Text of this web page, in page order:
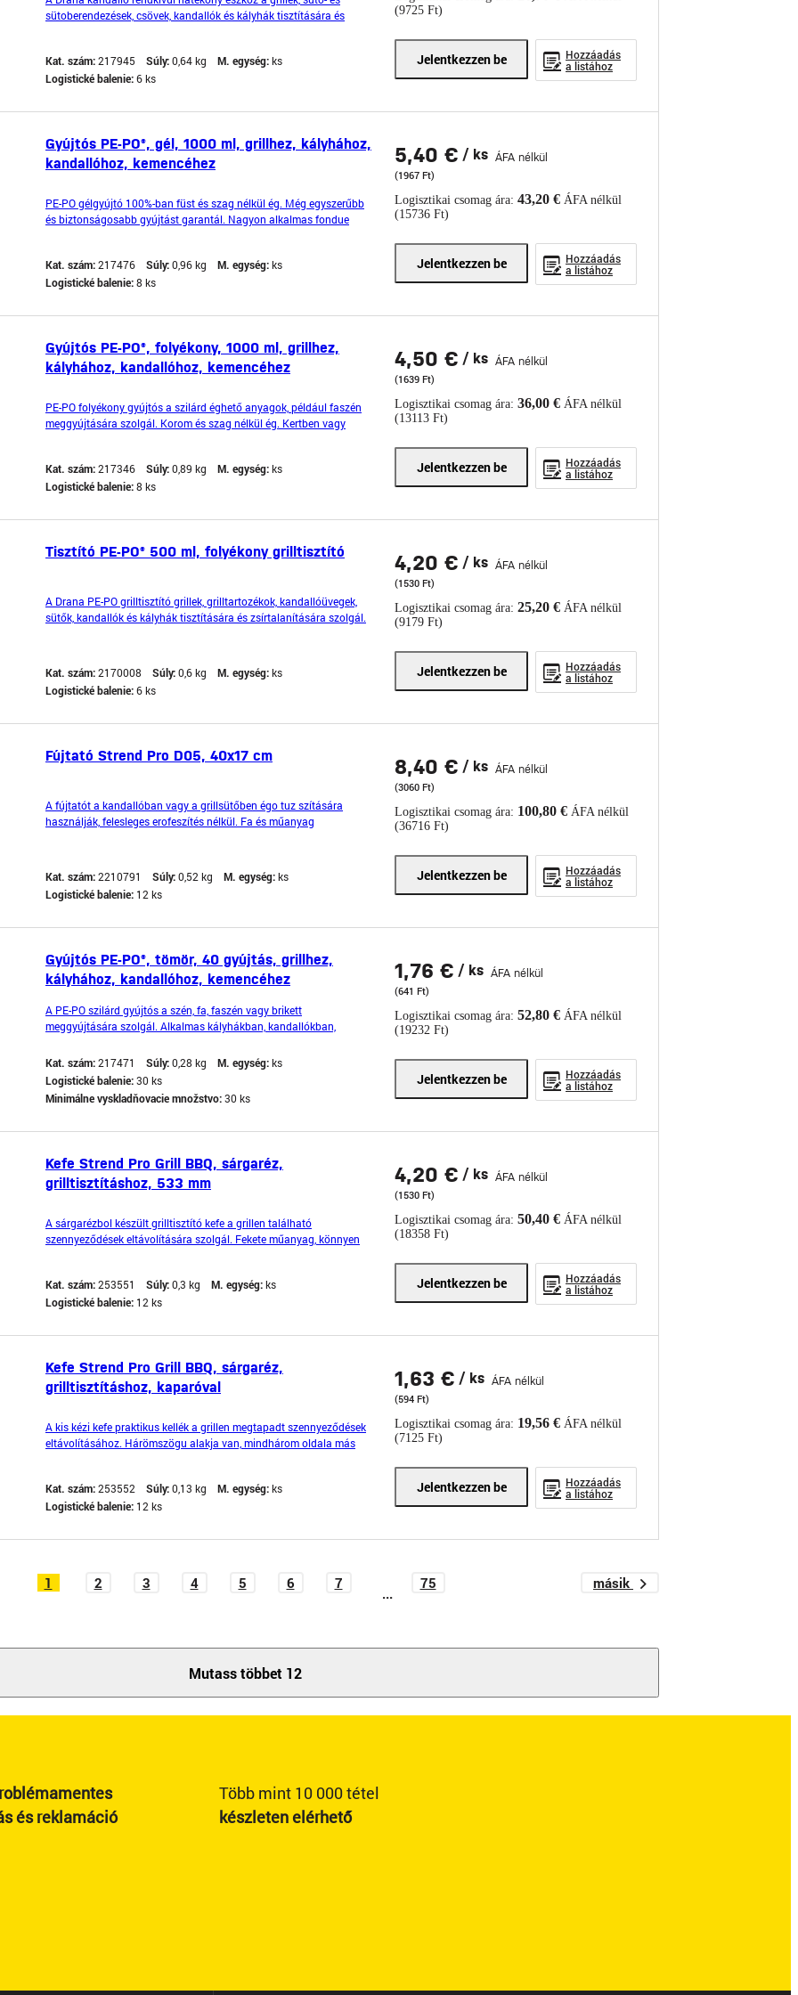
sütoberendezések, csövek, kandallók és kályhák tisztítására és
szennyezodéseket. Az anyagok fém vagy üveg részének felü
Kat. szám:217945 Súly:0,64 kg M. egység:ks
Logistické balenie:6 ks
(9725 Ft)
Jelentkezzen be
Hozzáadás
a listához
Gyújtós PE-PO®, gél, 1000 ml, grillhez, kályhához,
kandallóhoz, kemencéhez
PE-PO gélgyújtó 100%-ban füst és szag nélkül ég. Még egyszerűbb
és biztonságosabb gyújtást garantál. Nagyon alkalmas fondue
termékinformációt. Veszélyességi osztályok:
Kat. szám:217476 Súly:0,96 kg M. egység:ks
Logistické balenie:8 ks
5,40 € / ks ÁFA nélkül
(1967 Ft)
Logisztikai csomag ára: 43,20 € ÁFA nélkül
(15736 Ft)
Jelentkezzen be
Hozzáadás
a listához
Gyújtós PE-PO®, folyékony, 1000 ml, grillhez,
kályhához, kandallóhoz, kemencéhez
PE-PO folyékony gyújtós a szilárd éghető anyagok, például faszén
meggyújtására szolgál. Korom és szag nélkül ég. Kertben vagy
olvassa el a címkét és a termékinformációt. Veszélye
Kat. szám:217346 Súly:0,89 kg M. egység:ks
Logistické balenie:8 ks
4,50 € / ks ÁFA nélkül
(1639 Ft)
Logisztikai csomag ára: 36,00 € ÁFA nélkül
(13113 Ft)
Jelentkezzen be
Hozzáadás
a listához
Tisztító PE-PO® 500 ml, folyékony grilltisztító
A Drana PE-PO grilltisztító grillek, grilltartozékok, kandallóüvegek,
sütők, kandallók és kályhák tisztítására és zsírtalanítására szolgál.
tömítésével. Citrus illat
Kat. szám:2170008 Súly:0,6 kg M. egység:ks
Logistické balenie:6 ks
4,20 € / ks ÁFA nélkül
(1530 Ft)
Logisztikai csomag ára: 25,20 € ÁFA nélkül
(9179 Ft)
Jelentkezzen be
Hozzáadás
a listához
Fújtató Strend Pro D05, 40x17 cm
A fújtatót a kandallóban vagy a grillsütőben égo tuz szítására
használják, felesleges erofeszítés nélkül. Fa és műanyag
levegovel, a fogantyúk megnyomásával pedig kifú
Kat. szám:2210791 Súly:0,52 kg M. egység:ks
Logistické balenie: 12 ks
8,40 € / ks ÁFA nélkül
(3060 Ft)
Logisztikai csomag ára: 100,80 € ÁFA nélkül
(36716 Ft)
Jelentkezzen be
Hozzáadás
a listához
Gyújtós PE-PO®, tömör, 40 gyújtás, grillhez,
kályhához, kandallóhoz, kemencéhez
A PE-PO szilárd gyújtós a szén, fa, faszén vagy brikett
meggyújtására szolgál. Alkalmas kályhákban, kandallókban,
a terméket biztonságosan. Használat előtt mindig olvassa el a
címkét és a termékinformációt. Veszélyességi oszt
Kat. szám:217471 Súly:0,28 kg M. egység:ks
Logistické balenie:30 ks
Minimálne vyskladňovacie množstvo:30 ks
1,76 € / ks ÁFA nélkül
(641 Ft)
Logisztikai csomag ára: 52,80 € ÁFA nélkül
(19232 Ft)
Jelentkezzen be
Hozzáadás
a listához
Kefe Strend Pro Grill BBQ, sárgaréz,
grilltisztításhoz, 533 mm
A sárgarézbol készült grilltisztító kefe a grillen található
szennyeződések eltávolítására szolgál. Fekete műanyag, könnyen
hogy a grill rács megkarcolódik, vagy megsérül.
Kat. szám:253551 Súly:0,3 kg M. egység:ks
Logistické balenie: 12 ks
4,20 € / ks ÁFA nélkül
(1530 Ft)
Logisztikai csomag ára: 50,40 € ÁFA nélkül
(18358 Ft)
Jelentkezzen be
Hozzáadás
a listához
Kefe Strend Pro Grill BBQ, sárgaréz,
grilltisztításhoz, kaparóval
A kis kézi kefe praktikus kellék a grillen megtapadt szennyeződések
eltávolításához. Hárömszögu alakja van, mindhárom oldala más
szolgál a fém kaparó. A kevésbé makacsabb szennye
Kat. szám:253552 Súly:0,13 kg M. egység:ks
Logistické balenie: 12 ks
1,63 € / ks ÁFA nélkül
(594 Ft)
Logisztikai csomag ára: 19,56 € ÁFA nélkül
(7125 Ft)
Jelentkezzen be
Hozzáadás
a listához
Mutass többet 12
1 2 3 4 5 6 7
...
75 másik
és reklamáció
Több mint 10 000 tétel
készleten elérhető